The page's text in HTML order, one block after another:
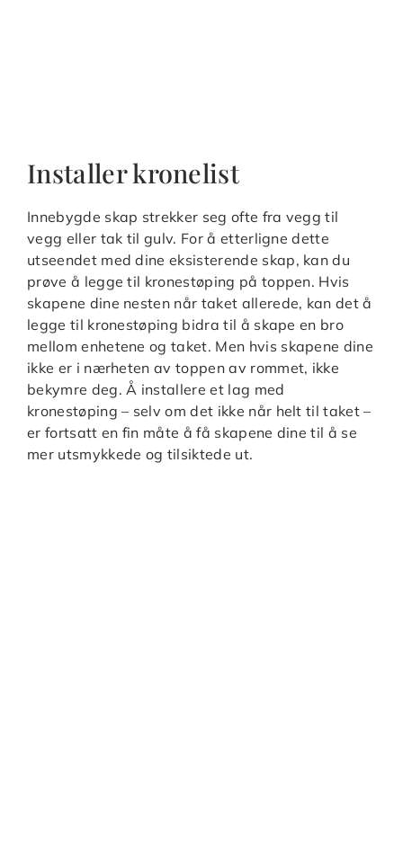
Installer kronelist
Innebygde skap strekker seg ofte fra vegg til
vegg eller tak til gulv. For å etterligne dette
utseendet med dine eksisterende skap, kan du
prøve å legge til kronestøping på toppen. Hvis
skapene dine nesten når taket allerede, kan det å
legge til kronestøping bidra til å skape en bro
mellom enhetene og taket. Men hvis skapene dine
ikke er i nærheten av toppen av rommet, ikke
bekymre deg. Å installere et lag med
kronestøping – selv om det ikke når helt til taket –
er fortsatt en fin måte å få skapene dine til å se
mer utsmykkede og tilsiktede ut.